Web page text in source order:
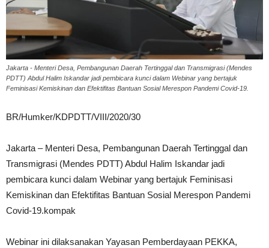
Jakarta - Menteri Desa, Pembangunan Daerah Tertinggal dan Transmigrasi (Mendes
PDTT) Abdul Halim Iskandar jadi pembicara kunci dalam Webinar yang bertajuk
Feminisasi Kemiskinan dan Efektifitas Bantuan Sosial Merespon Pandemi Covid-19.
BR/Humker/KDPDTT/VIII/2020/30
Jakarta – Menteri Desa, Pembangunan Daerah Tertinggal dan
Transmigrasi (Mendes PDTT) Abdul Halim Iskandar jadi
pembicara kunci dalam Webinar yang bertajuk Feminisasi
Kemiskinan dan Efektifitas Bantuan Sosial Merespon Pandemi
Covid-19.kompak
Webinar ini dilaksanakan Yayasan Pemberdayaan PEKKA,